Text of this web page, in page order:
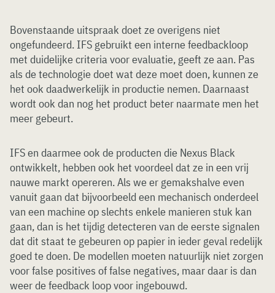
Bovenstaande uitspraak doet ze overigens niet
ongefundeerd. IFS gebruikt een interne feedbackloop
met duidelijke criteria voor evaluatie, geeft ze aan. Pas
als de technologie doet wat deze moet doen, kunnen ze
het ook daadwerkelijk in productie nemen. Daarnaast
wordt ook dan nog het product beter naarmate men het
meer gebeurt.
IFS en daarmee ook de producten die Nexus Black
ontwikkelt, hebben ook het voordeel dat ze in een vrij
nauwe markt opereren. Als we er gemakshalve even
vanuit gaan dat bijvoorbeeld een mechanisch onderdeel
van een machine op slechts enkele manieren stuk kan
gaan, dan is het tijdig detecteren van de eerste signalen
dat dit staat te gebeuren op papier in ieder geval redelijk
goed te doen. De modellen moeten natuurlijk niet zorgen
voor false positives of false negatives, maar daar is dan
weer de feedback loop voor ingebouwd.